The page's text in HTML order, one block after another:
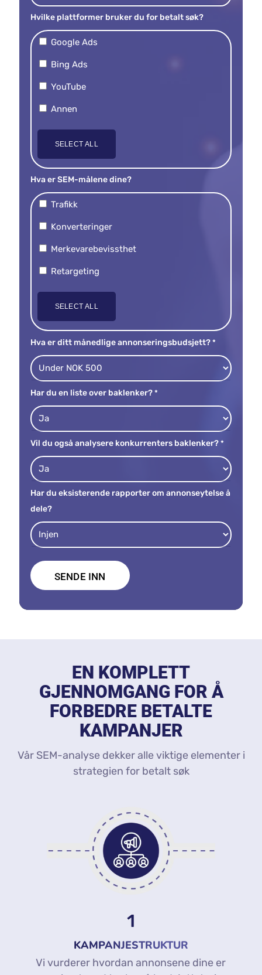
Hvilke plattformer bruker du for betalt søk?
Google Ads
Bing Ads
YouTube
Annen
SELECT ALL
Hva er SEM-målene dine?
Trafikk
Konverteringer
Merkevarebevissthet
Retargeting
SELECT ALL
Hva er ditt månedlige annonseringsbudsjett? *
Har du en liste over baklenker? *
Vil du også analysere konkurrenters baklenker? *
Har du eksisterende rapporter om annonseytelse å
dele?
EN KOMPLETT
GJENNOMGANG FOR Å
FORBEDRE BETALTE
KAMPANJER
Vår SEM-analyse dekker alle viktige elementer i
strategien for betalt søk
1
KAMPANJESTRUKTUR
Vi vurderer hvordan annonsene dine er